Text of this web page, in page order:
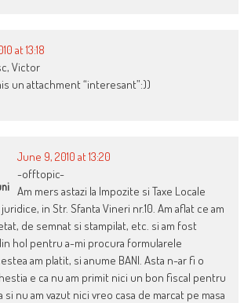
at 13:18
Victor
un attachment “interesant”:))
June 9, 2010 at 13:20
-offtopic-
Am mers astazi la Impozite si Taxe Locale
in Str. Sfanta Vineri nr.10. Am aflat ce am
de semnat si stampilat, etc. si am fost
hol pentru a-mi procura formularele
am platit, si anume BANI. Asta n-ar fi o
e ca nu am primit nici un bon fiscal pentru
si nu am vazut nici vreo casa de marcat pe masa